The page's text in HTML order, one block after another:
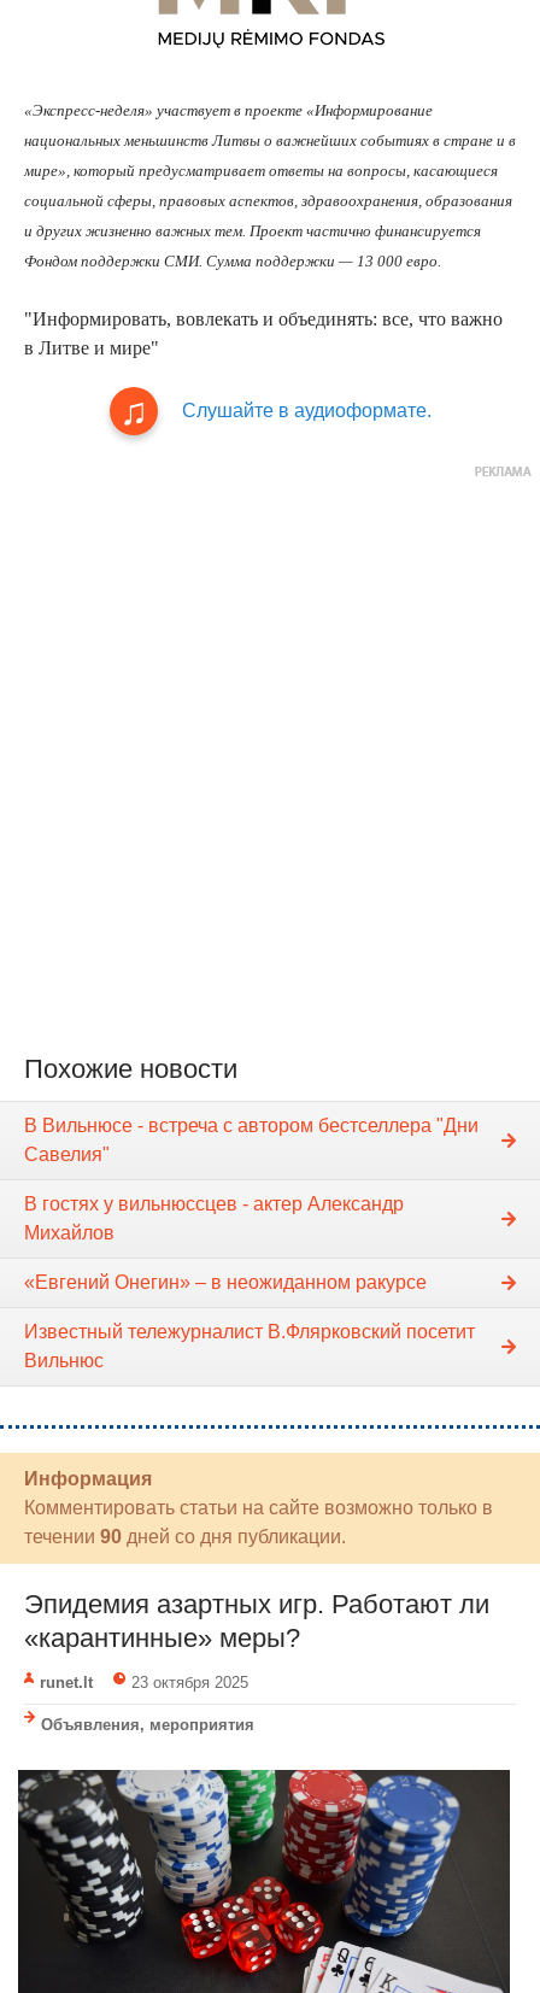
«Экспресс-неделя» участвует в проекте «Информирование
национальных меньшинств Литвы о важнейших событиях в стране и в
мире», который предусматривает ответы на вопросы, касающиеся
социальной сферы, правовых аспектов, здравоохранения, образования
и других жизненно важных тем. Проект частично финансируется
Фондом поддержки СМИ. Сумма поддержки — 13 000 евро.
"Информировать, вовлекать и объединять: все, что важно
в Литве и мире"
Слушайте в аудиоформате.
Похожие новости
В Вильнюсе - встреча с автором бестселлера "Дни
Савелия"
В гостях у вильнюссцев - актер Александр
Михайлов
«Евгений Онегин» – в неожиданном ракурсе
Известный тележурналист В.Флярковский посетит
Вильнюс
Информация
Комментировать статьи на сайте возможно только в
течении 90 дней со дня публикации.
Эпидемия азартных игр. Работают ли
«карантинные» меры?
runet.lt 23 октября 2025
Объявления, мероприятия